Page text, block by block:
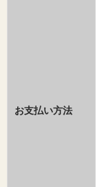
お支払い方法